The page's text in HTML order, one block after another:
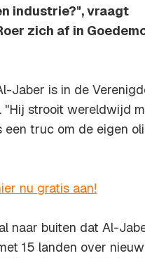
industrie?", vraagt
zich af in
Jaber is in de
"Hij strooit wereldwijd
truc om de eigen
nu gratis aan!
naar buiten dat Al-
15 landen over